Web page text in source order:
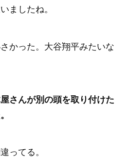
したね。
かった。大谷翔平みたいな
さんが別の頭を取り付けた
ってる。